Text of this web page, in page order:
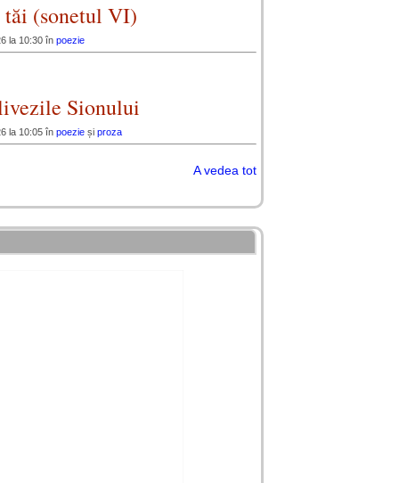
(sonetul VI)
la 10:30 în poezie
Sionului
la 10:05 în poezie și proza
A vedea tot